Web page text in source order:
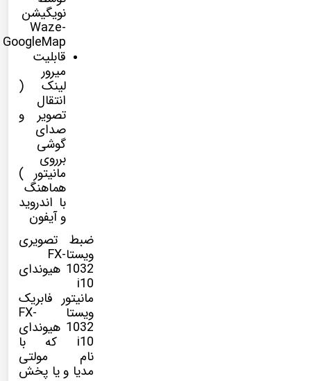
نویگیشن
Waze-
GoogleMap
قابلیت
میرور
لینک (
انتقال
تصویر و
صدای
گوشی
برروی
مانیتور )
هماهنگ
با اندروید
و آیفون
ضبط تصویری
ویستاFX-
1032 هیوندای
i10
مانیتور فابریک
ویستا FX-
1032 هیوندای
i10 که با
نام مولتی
مدیا و یا پخش